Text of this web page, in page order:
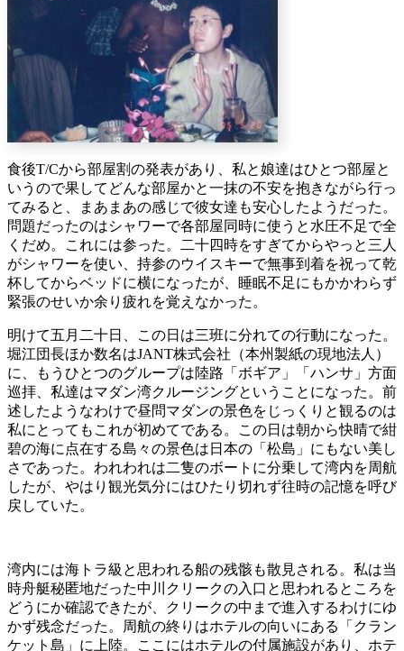
食後T/Cから部屋割の発表があり、私と娘達はひとつ部屋と
いうので果してどんな部屋かと一抹の不安を抱きながら行っ
てみると、まあまあの感じで彼女達も安心したようだった。
問題だったのはシャワーで各部屋同時に使うと水圧不足で全
くだめ。これには参った。二十四時をすぎてからやっと三人
がシャワーを使い、持参のウイスキーで無事到着を祝って乾
杯してからベッドに横になったが、睡眠不足にもかかわらず
緊張のせいか余り疲れを覚えなかった。
明けて五月二十日、この日は三班に分れての行動になった。
堀江団長ほか数名はJANT株式会社（本州製紙の現地法人）
に、もうひとつのグループは陸路「ボギア」「ハンサ」方面
巡拝、私達はマダン湾クルージングということになった。前
述したようなわけで昼問マダンの景色をじっくりと観るのは
私にとってもこれが初めてである。この日は朝から快晴で紺
碧の海に点在する島々の景色は日本の「松島」にもない美し
さであった。われわれは二隻のボートに分乗して湾内を周航
したが、やはり観光気分にはひたり切れず往時の記憶を呼び
戻していた。
湾内には海トラ級と思われる船の残骸も散見される。私は当
時舟艇秘匿地だった中川クリークの入口と思われるところを
どうにか確認できたが、クリークの中まで進入するわけにゆ
かず残念だった。周航の終りはホテルの向いにある「クラン
ケット島」に上陸。ここにはホテルの付属施設があり、ホテ